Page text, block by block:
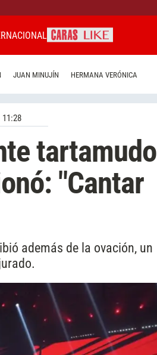
JUAN MINUJÍN HERMANA VERÓNICA
11:28
tartamudo
"Cantar
además de la ovación, un